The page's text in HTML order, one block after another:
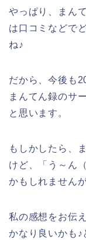
やっぱり、まん
は口コミなどで
ね♪
だから、今後も
まんてん録のサ
と思います。
もしかしたら、
けど、「う～ん
かもしれませんが
私の感想をお伝
かなり良いかも♪